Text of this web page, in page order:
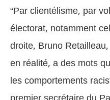
“Par clientélisme, par
électorat, notamment
droite, Bruno
en réalité, a des mots
les comportements